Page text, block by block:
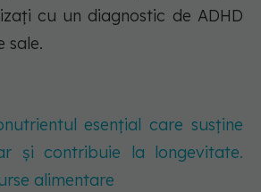
cu un diagnostic de ADHD
sale.
esențial care susține
și contribuie la longevitate.
alimentare